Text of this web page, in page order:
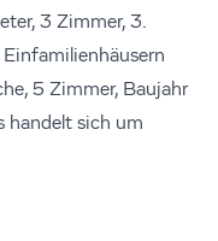
3 Zimmer, 3.
5 Zimmer, Baujahr
handelt sich um